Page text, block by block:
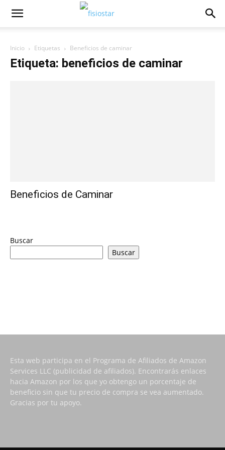
Inicio Etiquetas Beneficios de caminar
Etiqueta: beneficios de caminar
Beneficios de Caminar
Buscar
Buscar
Esta web participa en el Programa de Afiliados de Amazon
Services LLC (publicidad de afiliados). Encontrarás enlaces
hacia Amazon por los que yo obtengo un porcentaje de
beneficio sin que tu precio de compra se vea aumentado.
Gracias por tu apoyo.